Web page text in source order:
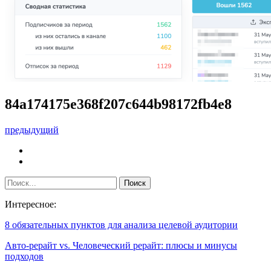
84a174175e368f207c644b98172fb4e8
предыдущий
Интересное:
8 обязательных пунктов для анализа целевой аудитории
Авто-рерайт vs. Человеческий рерайт: плюсы и минусы
подходов